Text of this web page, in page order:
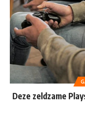
Deze zeldzame